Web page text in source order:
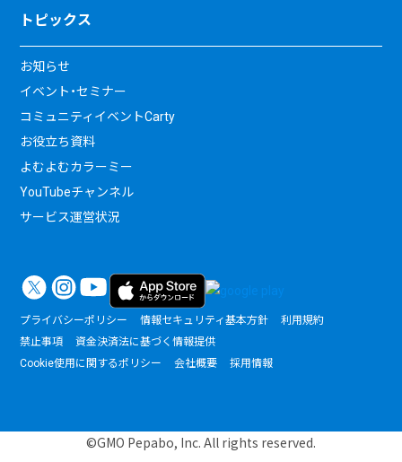
トピックス
お知らせ
イベント・セミナー
コミュニティイベントCarty
お役立ち資料
よむよむカラーミー
YouTubeチャンネル
サービス運営状況
プライバシーポリシー 情報セキュリティ基本方針
利用規約
禁止事項
資金決済法に基づく情報提供
Cookie使用に関するポリシー
会社概要 採用情報
©GMO Pepabo, Inc. All rights reserved.